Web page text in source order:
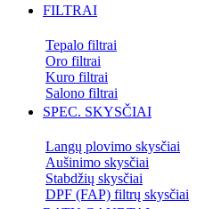
FILTRAI
Tepalo filtrai
Oro filtrai
Kuro filtrai
Salono filtrai
SPEC. SKYSČIAI
Langų plovimo skysčiai
Aušinimo skysčiai
Stabdžių skysčiai
DPF (FAP) filtrų skysčiai